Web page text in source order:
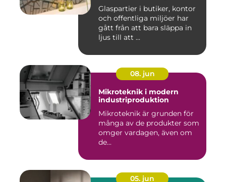
Glaspartier i butiker, kontor
och offentliga miljöer har
gått från att bara släppa in
ljus till att ...
08. jun
Mikroteknik i modern
industriproduktion
Mikroteknik är grunden för
många av de produkter som
omger vardagen, även om
de...
05. jun